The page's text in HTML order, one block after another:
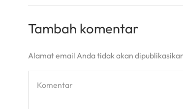
Tambah komentar
Alamat email Anda tidak akan